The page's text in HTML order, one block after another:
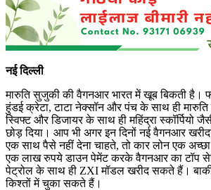
नई दिल्ली
मारुति सुजुकी की वैगनआर भारत में खूब बिकती है।
हुंडई क्रेटा, टाटा नेक्सॉन और पंच के साथ ही
स्विफ्ट और डिजायर के साथ ही महिंद्रा स्कॉर्पियो
छोड़ दिया। आप भी अगर इन दिनों नई वैगनआर
एक साथ पैसे नहीं देना चाहते, तो कार लोन एक
एक लाख रुपये डाउन पेमेंट करके वैगनआर का टॉप
पेट्रोल के साथ ही ZXI मॉडल खरीद सकते हैं।
किश्तों में चुका सकते हैं।